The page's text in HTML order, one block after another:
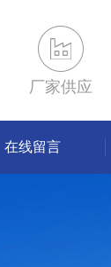
厂家供应
在线留言